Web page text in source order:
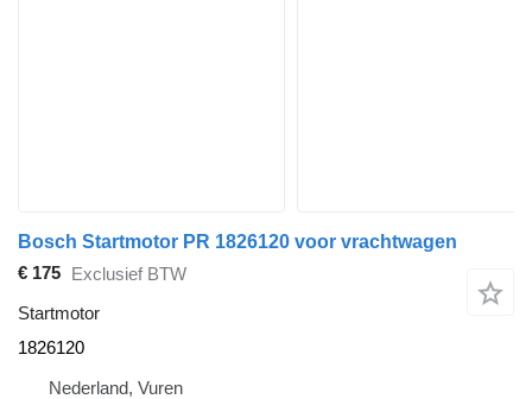
Bosch Startmotor PR 1826120 voor vrachtwagen
€ 175 Exclusief BTW
Startmotor
1826120
Nederland, Vuren